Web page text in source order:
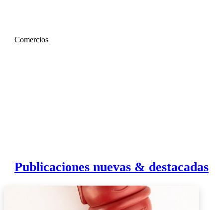
Comercios
Publicaciones nuevas & destacadas